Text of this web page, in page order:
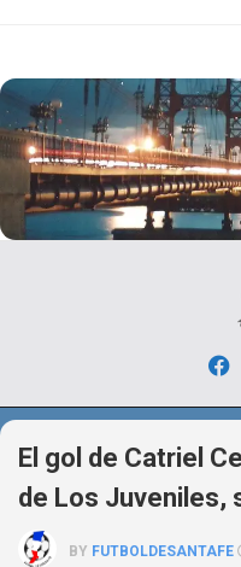
El gol de Catriel
de Los Juveniles,
BY FUTBOLDESANTAFE